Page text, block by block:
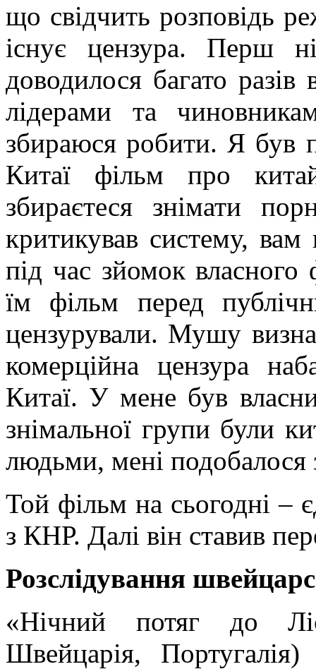
що свідчить розповідь
існує цензура. Перш
доводилося багато разів
лідерами та
збираюся робити. Я був
Китаї фільм про
збираєтеся знімати
критикував систему,
під час зйомок власного
їм фільм перед
цензурували. Мушу
комерційна цензура
Китаї. У мене був
знімальної групи були
людьми, мені
Той фільм на сьогодні –
з КНР. Далі він ставив
Розслідування
«Нічний потяг до
Швейцарія,